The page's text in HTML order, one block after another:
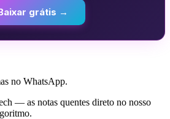
grátis →
no WhatsApp.
— as notas quentes direto no nosso